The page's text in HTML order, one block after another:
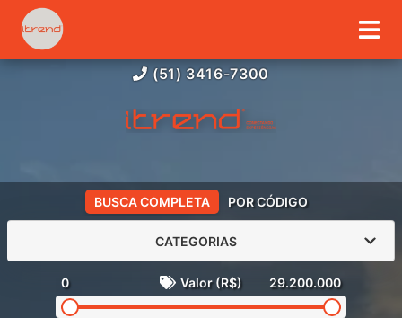
(51) 3416-7300
BUSCA COMPLETA POR CÓDIGO
CATEGORIAS
0 Valor (R$) 29.200.000